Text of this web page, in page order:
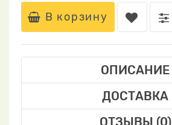
В корзину
ОПИСАНИЕ
ДОСТАВКА
ОТЗЫВЫ (0)